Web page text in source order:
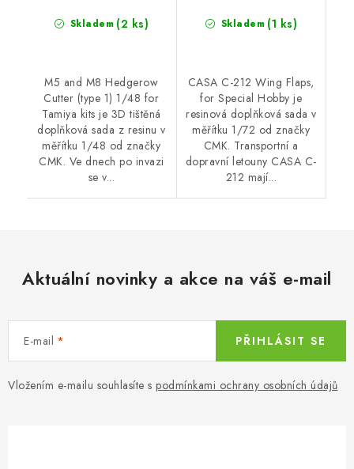
Skladem (2 ks)
M5 and M8 Hedgerow
Cutter (type 1) 1/48 for
Tamiya kits je 3D tištěná
doplňková sada z resinu v
měřítku 1/48 od značky
CMK. Ve dnech po invazi
se v...
Skladem (1 ks)
CASA C-212 Wing Flaps,
for Special Hobby je
resinová doplňková sada v
měřítku 1/72 od značky
CMK. Transportní a
dopravní letouny CASA C-
212 mají...
Aktuální novinky a akce na váš e-mail
E-mail
Vložením e-mailu souhlasíte s podmínkami ochrany osobních údajů
PŘIHLÁSIT SE